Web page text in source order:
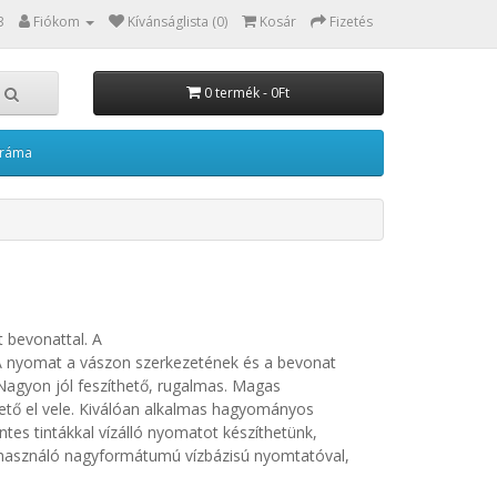
Fiókom Kívánságlista (0) Kosár Fizetés
0 termék - 0Ft
bevonattal. A
a vászon szerkezetének és a bevonat
jól feszíthető, rugalmas. Magas
el vele. Kiválóan alkalmas hagyományos
tintákkal vízálló nyomatot készíthetünk,
nagyformátumú vízbázisú nyomtatóval,